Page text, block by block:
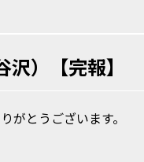
）【完報】
がとうございます。